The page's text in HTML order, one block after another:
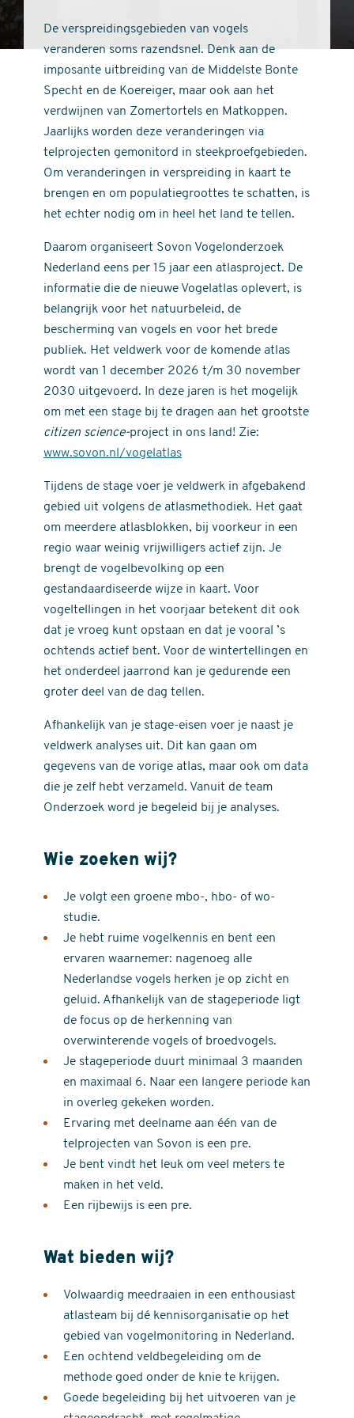
De verspreidingsgebieden van vogels
veranderen soms razendsnel. Denk aan de
imposante uitbreiding van de Middelste Bonte
Specht en de Koereiger, maar ook aan het
verdwijnen van Zomertortels en Matkoppen.
Jaarlijks worden deze veranderingen via
telprojecten gemonitord in steekproefgebieden.
Om veranderingen in verspreiding in kaart te
brengen en om populatiegroottes te schatten, is
het echter nodig om in heel het land te tellen.
Daarom organiseert Sovon Vogelonderzoek
Nederland eens per 15 jaar een atlasproject. De
informatie die de nieuwe Vogelatlas oplevert, is
belangrijk voor het natuurbeleid, de
bescherming van vogels en voor het brede
publiek. Het veldwerk voor de komende atlas
wordt van 1 december 2026 t/m 30 november
2030 uitgevoerd. In deze jaren is het mogelijk
om met een stage bij te dragen aan het grootste
citizen science-project in ons land! Zie:
www.sovon.nl/vogelatlas
Tijdens de stage voer je veldwerk in afgebakend
gebied uit volgens de atlasmethodiek. Het gaat
om meerdere atlasblokken, bij voorkeur in een
regio waar weinig vrijwilligers actief zijn. Je
brengt de vogelbevolking op een
gestandaardiseerde wijze in kaart. Voor
vogeltellingen in het voorjaar betekent dit ook
dat je vroeg kunt opstaan en dat je vooral ’s
ochtends actief bent. Voor de wintertellingen en
het onderdeel jaarrond kan je gedurende een
groter deel van de dag tellen.
Afhankelijk van je stage-eisen voer je naast je
veldwerk analyses uit. Dit kan gaan om
gegevens van de vorige atlas, maar ook om data
die je zelf hebt verzameld. Vanuit de team
Onderzoek word je begeleid bij je analyses.
Wie zoeken wij?
Je volgt een groene mbo-, hbo- of wo-
studie.
Je hebt ruime vogelkennis en bent een
ervaren waarnemer: nagenoeg alle
Nederlandse vogels herken je op zicht en
geluid. Afhankelijk van de stageperiode ligt
de focus op de herkenning van
overwinterende vogels of broedvogels.
Je stageperiode duurt minimaal 3 maanden
en maximaal 6. Naar een langere periode kan
in overleg gekeken worden.
Ervaring met deelname aan één van de
telprojecten van Sovon is een pre.
Je bent vindt het leuk om veel meters te
maken in het veld.
Een rijbewijs is een pre.
Wat bieden wij?
Volwaardig meedraaien in een enthousiast
atlasteam bij dé kennisorganisatie op het
gebied van vogelmonitoring in Nederland.
Een ochtend veldbegeleiding om de
methode goed onder de knie te krijgen.
Goede begeleiding bij het uitvoeren van je